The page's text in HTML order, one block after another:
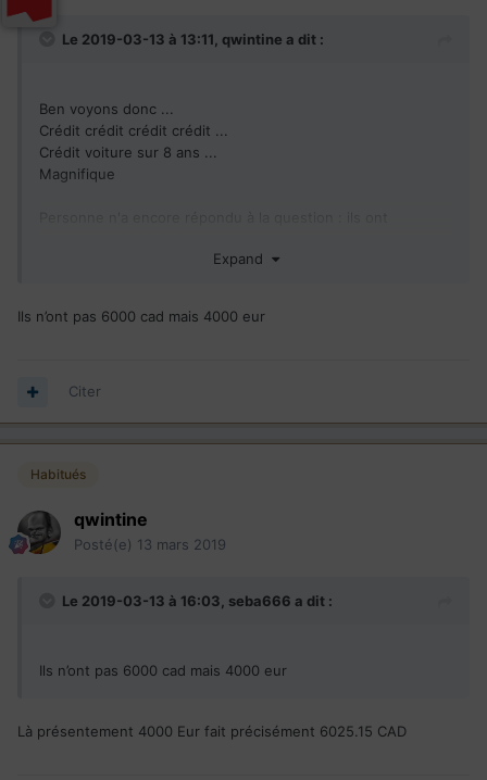
Le 2019-03-13 à 13:11, qwintine a dit :
Ben voyons donc ...
Crédit crédit crédit crédit ...
Crédit voiture sur 8 ans ...
Magnifique
3500 CAD ... comment il font pour vivre à leurs standards ...
Expand
Ils n’ont pas 6000 cad mais 4000 eur
Citer
Habitués
qwintine
Posté(e) 13 mars 2019
Le 2019-03-13 à 16:03, seba666 a dit :
Ils n’ont pas 6000 cad mais 4000 eur
Là présentement 4000 Eur fait précisément 6025.15 CAD